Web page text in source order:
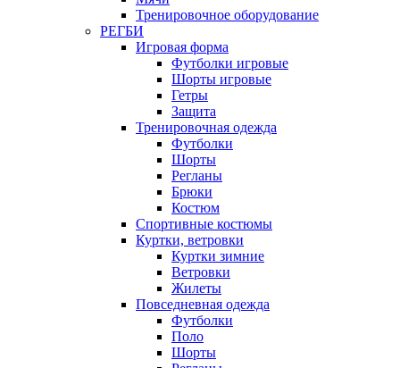
Тренировочное оборудование
РЕГБИ
Игровая форма
Футболки игровые
Шорты игровые
Гетры
Защита
Тренировочная одежда
Футболки
Шорты
Регланы
Брюки
Костюм
Спортивные костюмы
Куртки, ветровки
Куртки зимние
Ветровки
Жилеты
Повседневная одежда
Футболки
Поло
Шорты